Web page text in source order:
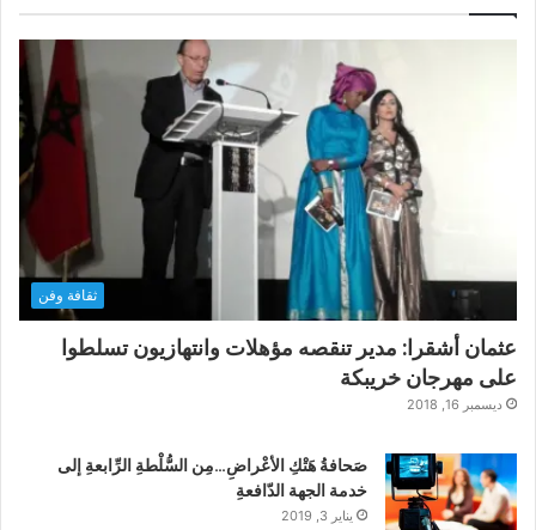
ثقافة وفن
عثمان أشقرا: مدير تنقصه مؤهلات وانتهازيون تسلطوا
على مهرجان خريبكة
ديسمبر 16, 2018
صَحافةُ هَتْكِ الأعْراضِ…مِن السُّلْطةِ الرِّابعةِ إلى
خدمة الجهة الدّافعةِ
يناير 3, 2019